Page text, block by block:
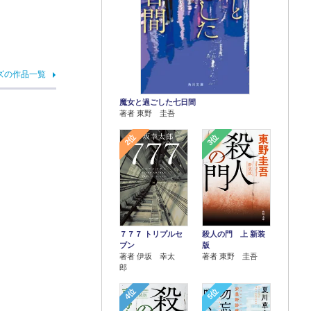
の作品一覧
魔女と過ごした七日間
著者 東野 圭吾
2位
７７７ トリプルセ
ブン
著者 伊坂 幸太
郎
3位
殺人の門 上 新装
版
著者 東野 圭吾
4位 5位